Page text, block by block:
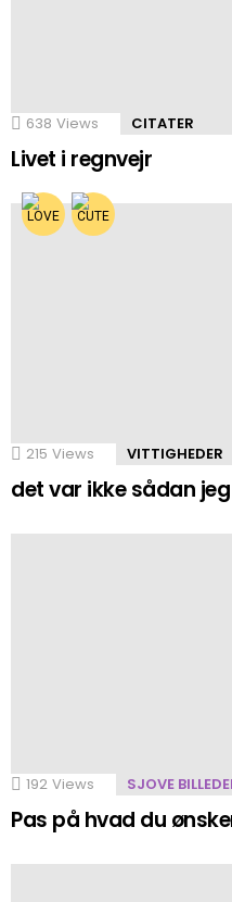
638 Views CITATER
Livet i regnvejr
215 Views VITTIGHEDER
det var ikke sådan
192 Views SJOVE
Pas på hvad du